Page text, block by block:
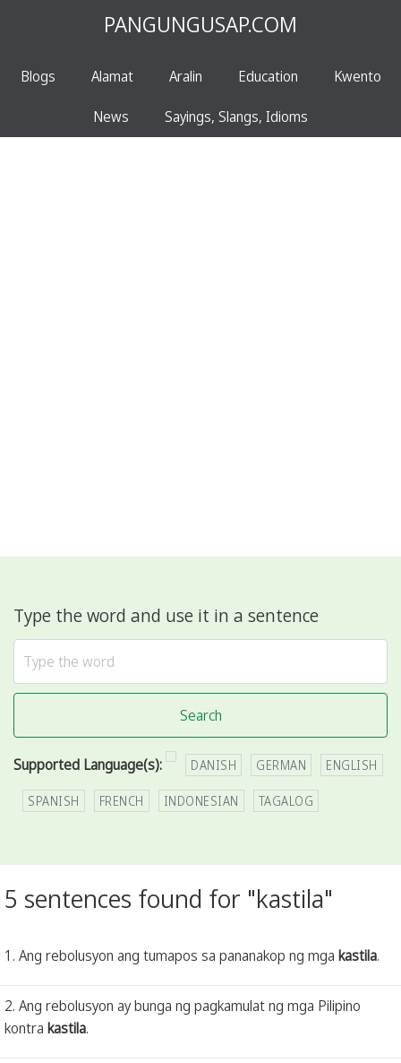
PANGUNGUSAP.COM
Blogs Alamat Aralin Education Kwento
News Sayings, Slangs, Idioms
Type the word and use it in a sentence
Search
Supported Language(s): DANISH GERMAN ENGLISH
SPANISH FRENCH INDONESIAN TAGALOG
5 sentences found for "kastila"
1. Ang rebolusyon ang tumapos sa pananakop ng mga kastila.
2. Ang rebolusyon ay bunga ng pagkamulat ng mga Pilipino
kontra kastila.